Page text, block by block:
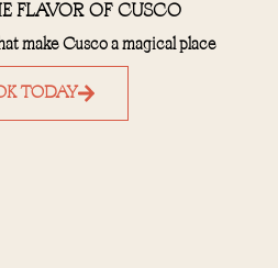
FLAVOR OF CUSCO
make Cusco a magical place
TODAY